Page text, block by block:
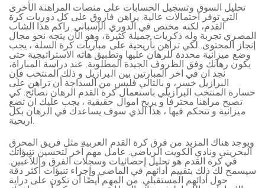
تحليل السوق وتسجيل الحسابات على منصات المراهنة الأخرى
التي توفر احتمالات عالية. يراهن فاروق على كل دوريات كرة
القدم، لكنه مختص في الدوري الإسباني. راكم هذا الشاب
المصري تجربة وله ذكريات جميلة كثيرة، وهو الآن يتجه نحو مجال
إنجاز المحتوى. لكي تراهن بأريحية على مباريات كرة السلة ، يجب
وضع ميزانية محددة للرهان عليها وتطبيق هاته الاستراتيجية حتى
يكون رهانك وفق الظروف الجيدة المطلوبة. عند دراسة المباراة،
نجد ان في اخر المبارتين بين البرازيل و ذلك المنتخب فإن
البرازيل خسر، و بالتالي فليس من السذاجة أن تراهن على
خسارة المنتخب البرازيلي باستعمال كرة القدم الرهان نصائح. كي
تصبح مراهنا محترفا و يربح اموال حقيقية ، يجب عليك ان تضع
ميزانية و تتحكم فيها ، هذا الذي سوف يساعدك في الرهان بكل
اريحية.
ويوجد هناك المزيد من فرق كرة القدم العربية مثل فريق المحرق
البحريني ونادي الكويت الرياضي. عامل مهم آخر لتحسين تنبؤاتك
في كرة القدم هو تحليل إحصائيات وسجلات الفرق واللاَّعبين.
سيسمح لك ذلك بتقييم أدائهم في الماضي وإجراء تنبؤات أكثر دقة
حول أدائهم المستقبلي. من المهم أيضًا أن تكون على دراية